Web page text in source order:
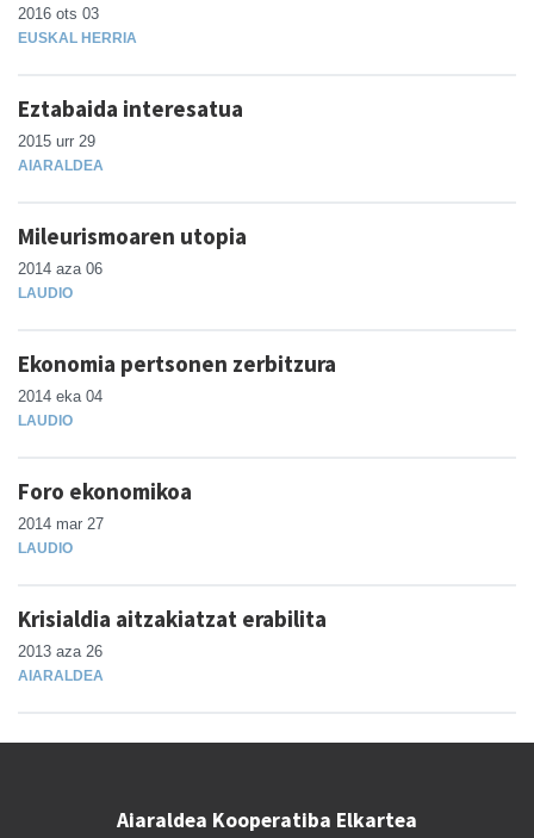
2016 ots 03
EUSKAL HERRIA
Eztabaida interesatua
2015 urr 29
AIARALDEA
Mileurismoaren utopia
2014 aza 06
LAUDIO
Ekonomia pertsonen zerbitzura
2014 eka 04
LAUDIO
Foro ekonomikoa
2014 mar 27
LAUDIO
Krisialdia aitzakiatzat erabilita
2013 aza 26
AIARALDEA
Aiaraldea Kooperatiba Elkartea